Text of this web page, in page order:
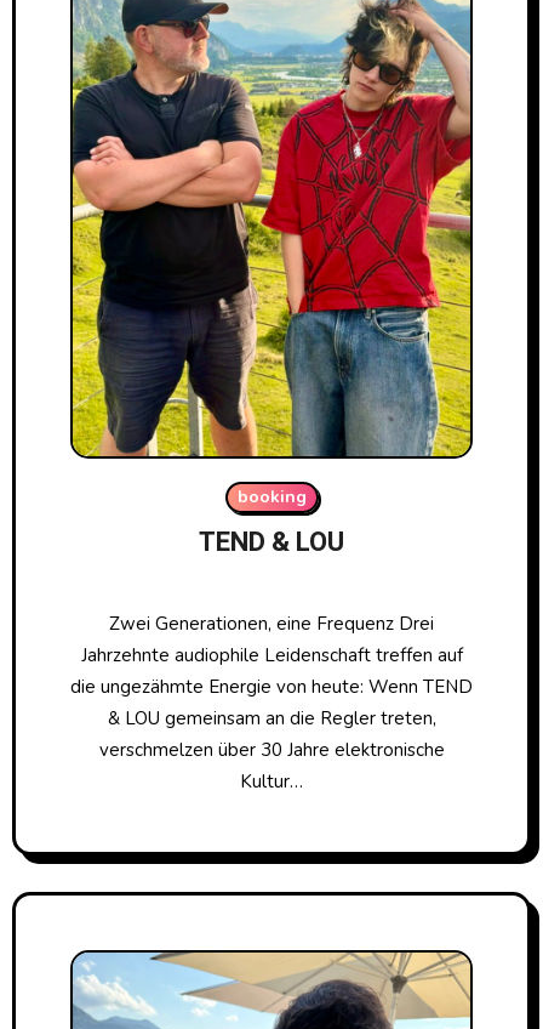
booking
TEND & LOU
Zwei Generationen, eine Frequenz Drei
Jahrzehnte audiophile Leidenschaft treffen auf
die ungezähmte Energie von heute: Wenn TEND
& LOU gemeinsam an die Regler treten,
verschmelzen über 30 Jahre elektronische
Kultur…